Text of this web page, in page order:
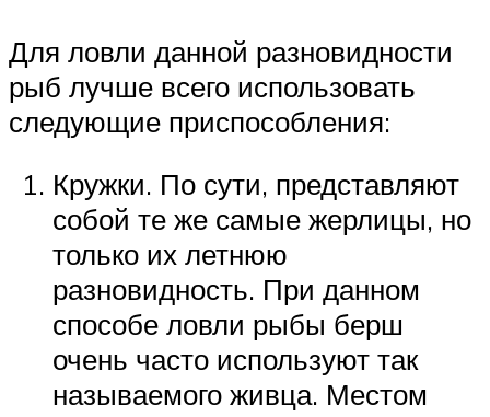
Для ловли данной разновидности
рыб лучше всего использовать
следующие приспособления:
Кружки. По сути, представляют
собой те же самые жерлицы, но
только их летнюю
разновидность. При данном
способе ловли рыбы берш
очень часто используют так
называемого живца. Местом